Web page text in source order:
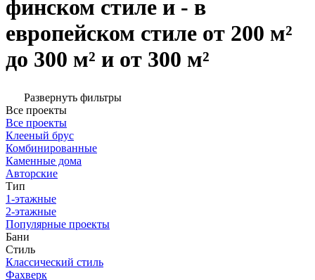
финском стиле и - в
европейском стиле от 200 м²
до 300 м² и от 300 м²
Развернуть фильтры
Все проекты
Все проекты
Клееный брус
Комбинированные
Каменные дома
Авторские
Тип
1-этажные
2-этажные
Популярные проекты
Бани
Стиль
Классический стиль
Фахверк